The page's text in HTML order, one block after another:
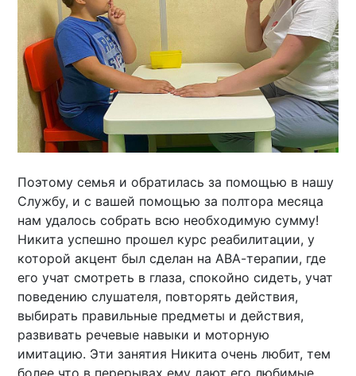
Поэтому семья и обратилась за помощью в нашу
Службу, и с вашей помощью за полтора месяца
нам удалось собрать всю необходимую сумму!
Никита успешно прошел курс реабилитации, у
которой акцент был сделан на АВА-терапии, где
его учат смотреть в глаза, спокойно сидеть, учат
поведению слушателя, повторять действия,
выбирать правильные предметы и действия,
развивать речевые навыки и моторную
имитацию. Эти занятия Никита очень любит, тем